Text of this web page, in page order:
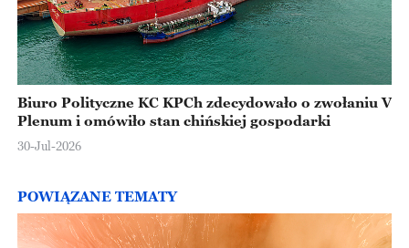
Biuro Polityczne KC KPCh zdecydowało o zwołaniu V
Plenum i omówiło stan chińskiej gospodarki
30-Jul-2026
POWIĄZANE TEMATY